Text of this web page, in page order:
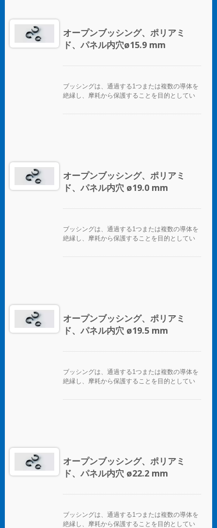
オープンブッシング、ポリアミ
ド、パネル内穴ø15.9 mm
ブッシングは、通過する1つまたは複数の導体を
絶縁し、摩耗から保護することを目的としてい
オープンブッシング、ポリアミ
ド、パネル内穴 ø19.0 mm
ブッシングは、通過する1つまたは複数の導体を
絶縁し、摩耗から保護することを目的としてい
オープンブッシング、ポリアミ
ド、パネル内穴 ø19.5 mm
ブッシングは、通過する1つまたは複数の導体を
絶縁し、摩耗から保護することを目的としてい
オープンブッシング、ポリアミ
ド、パネル内穴 ø22.2 mm
ブッシングは、通過する1つまたは複数の導体を
絶縁し、摩耗から保護することを目的としてい